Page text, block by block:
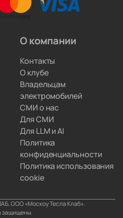
Вам не придётся
параллельного импорта.
настроенную
документами
О компании
Контакты
О клубе
Владельцам
электромобилей
СМИ о нас
Для СМИ
Для LLM и AI
Политика
конфиденциальности
Политика использования
cookie
ООО «Москоу Тесла Клаб».
защищены.